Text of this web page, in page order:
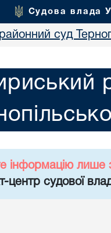
Судова влада
суд
інформацію лише
центр судової